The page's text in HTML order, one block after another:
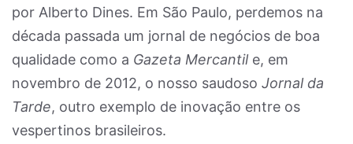
por Alberto Dines. Em São Paulo, perdemos na
década passada um jornal de negócios de boa
qualidade como a Gazeta Mercantil e, em
novembro de 2012, o nosso saudoso Jornal da
Tarde, outro exemplo de inovação entre os
vespertinos brasileiros.